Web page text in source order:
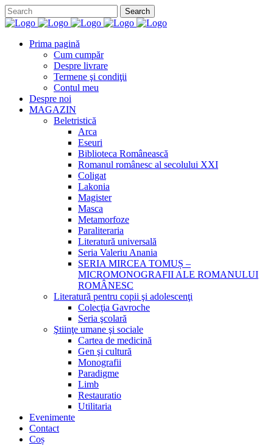
Prima pagină
Cum cumpăr
Despre livrare
Termene şi condiţii
Contul meu
Despre noi
MAGAZIN
Beletristică
Arca
Eseuri
Biblioteca Românească
Romanul românesc al secolului XXI
Coligat
Lakonia
Magister
Masca
Metamorfoze
Paraliteraria
Literatură universală
Seria Valeriu Anania
SERIA MIRCEA TOMUȘ –
MICROMONOGRAFII ALE ROMANULUI
ROMÂNESC
Literatură pentru copii şi adolescenţi
Colecţia Gavroche
Seria şcolară
Ştiinţe umane şi sociale
Cartea de medicină
Gen şi cultură
Monografii
Paradigme
Limb
Restauratio
Utilitaria
Evenimente
Contact
Coș